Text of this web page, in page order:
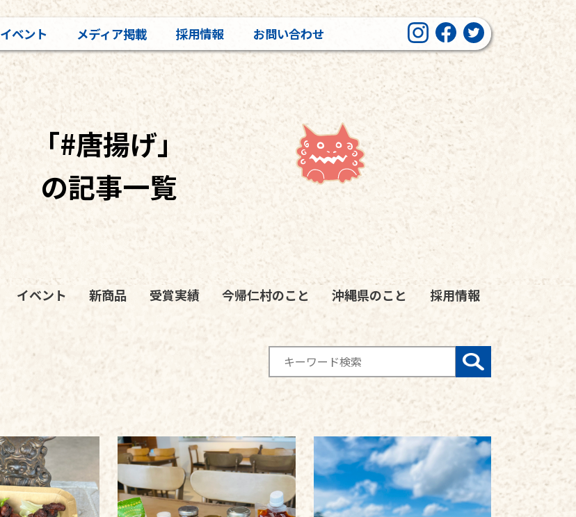
イベント メディア掲載 採用情報 お問い合わせ
「#唐揚げ」
の記事一覧
イベント 新商品 受賞実績 今帰仁村のこと 沖縄県のこと 採用情報